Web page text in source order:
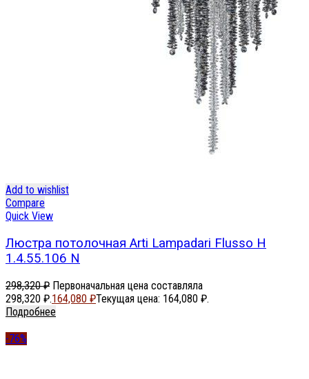
Add to wishlist
Compare
Quick View
Люстра потолочная Arti Lampadari Flusso H
1.4.55.106 N
298,320₽ Первоначальная цена составляла
298,320 ₽.164,080 ₽Текущая цена: 164,080 ₽.
Подробнее
-76%